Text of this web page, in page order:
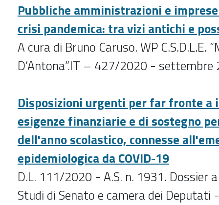
Pubbliche amministrazioni e
crisi pandemica: tra vizi antichi e
A cura di Bruno Caruso. WP C.S.D.L.E.
D’Antona”.IT – 427/2020 - settembre
Disposizioni urgenti per far fronte
esigenze finanziarie e di sostegno
dell'anno scolastico, connesse
epidemiologica da COVID-19
D.L. 111/2020 - A.S. n. 1931. Dossier
Studi di Senato e camera dei